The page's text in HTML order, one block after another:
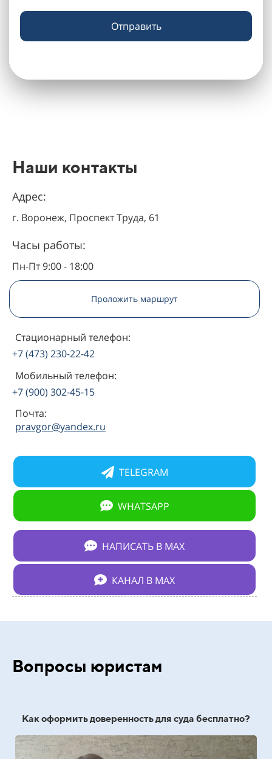
Отправить
Наши контакты
Адрес:
г. Воронеж, Проспект Труда, 61
Часы работы:
Пн-Пт 9:00 - 18:00
Проложить маршрут
Стационарный телефон:
+7 (473) 230-22-42
Мобильный телефон:
+7 (900) 302-45-15
Почта:
pravgor@yandex.ru
TELEGRAM
WHATSAPP
НАПИСАТЬ В МАХ
КАНАЛ В МАХ
Вопросы юристам
Как оформить доверенность для суда бесплатно?